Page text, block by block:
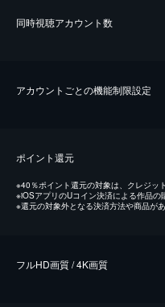
同時視聴アカウント数
アカウントごとの機能制限設定
ポイント還元
※40％ポイント還元の対象は、クレジッ
※iOSアプリのUコイン決済による作品の
※還元の対象外となる決済方法や商品が
フルHD画質 / 4K画質